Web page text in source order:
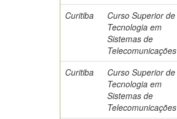
Curitiba
Curso Superior de
Tecnologia em
Sistemas de
Telecomunicações
Curitiba
Curso Superior de
Tecnologia em
Sistemas de
Telecomunicações